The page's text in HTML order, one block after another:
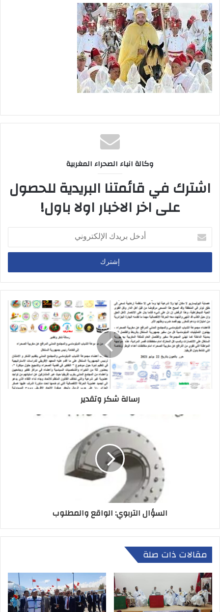
وكالة انباء الصحراء المغربية
اشترك في قائمتنا البريدية للحصول
على اخر الاخبار اولا باول!
أدخل
بريدك
الإلكتروني
رسالة شكر وتقدير
السؤال التربوي: الواقع والمطلوب
مقالات ذات صلة